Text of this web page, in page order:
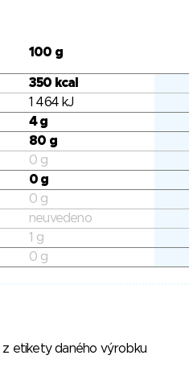
100 g
350 kcal
1 464 kJ
4 g
80 g
0 g
0 g
0 g
neuvedeno
1 g
0 g
etikety daného výrobku